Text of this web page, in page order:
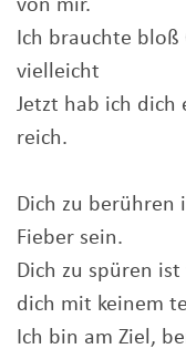
von mir.
Ich brauchte bloß
vielleicht
Jetzt hab ich
reich.
Dich zu berühren
Fieber sein.
Dich zu spüren
dich mit keinem
Ich bin am Ziel,